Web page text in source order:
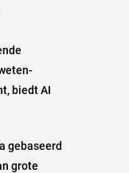
biedt AI
gebaseerd
grote